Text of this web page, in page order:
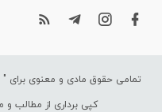
تمامی حقوق مادی و معنوی برای "
کپی برداری از مطالب و